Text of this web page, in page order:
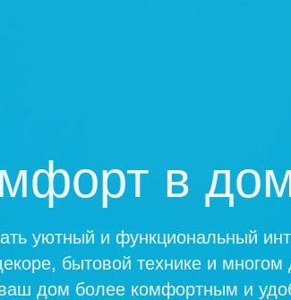
в
уютный и функциональный
бытовой технике и многом
дом более комфортным и